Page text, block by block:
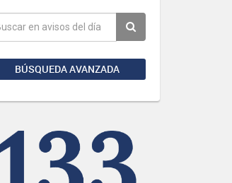
BÚSQUEDA AVANZADA